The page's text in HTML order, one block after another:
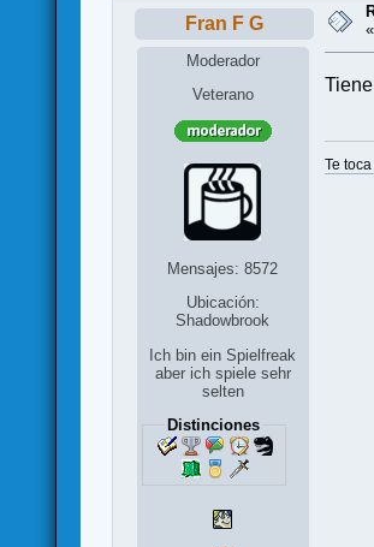
Fran F G
Moderador
Veterano
Mensajes: 8572
Ubicación:
Shadowbrook
Ich bin ein Spielfreak
aber ich spiele sehr
selten
Distinciones
Te